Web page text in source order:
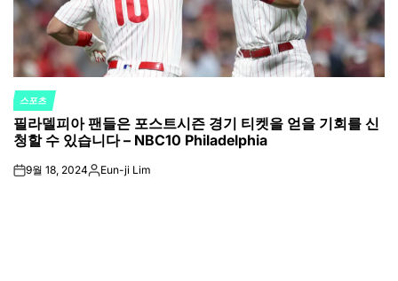
POSTED
IN
스포츠
필라델피아 팬들은 포스트시즌 경기 티켓을 얻을 기회를 신
청할 수 있습니다 – NBC10 Philadelphia
on9월 18, 2024Posted
Eun-ji Lim